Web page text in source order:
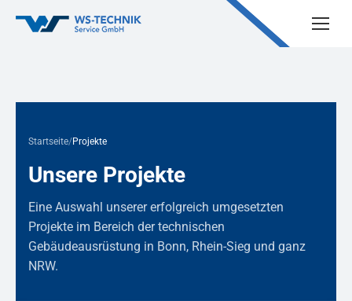
Startseite/Projekte
Unsere Projekte
Eine Auswahl unserer erfolgreich umgesetzten
Projekte im Bereich der technischen
Gebäudeausrüstung in Bonn, Rhein-Sieg und ganz
NRW.